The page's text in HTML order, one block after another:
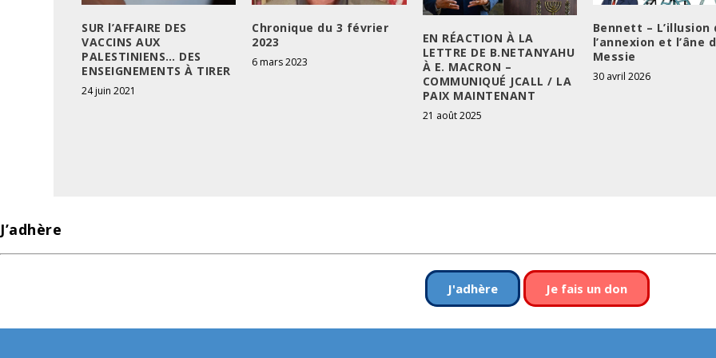
SUR l’AFFAIRE DES
VACCINS AUX
PALESTINIENS… DES
ENSEIGNEMENTS À TIRER
24 juin 2021
Chronique du 3 février
2023
6 mars 2023
EN RÉACTION À LA
LETTRE DE B.NETANYAHU
À E. MACRON –
COMMUNIQUÉ JCALL / LA
PAIX MAINTENANT
21 août 2025
Bennett – L’illusion
l’annexion et l’âne
Messie
30 avril 2026
J’adhère
J'adhère Je fais un don